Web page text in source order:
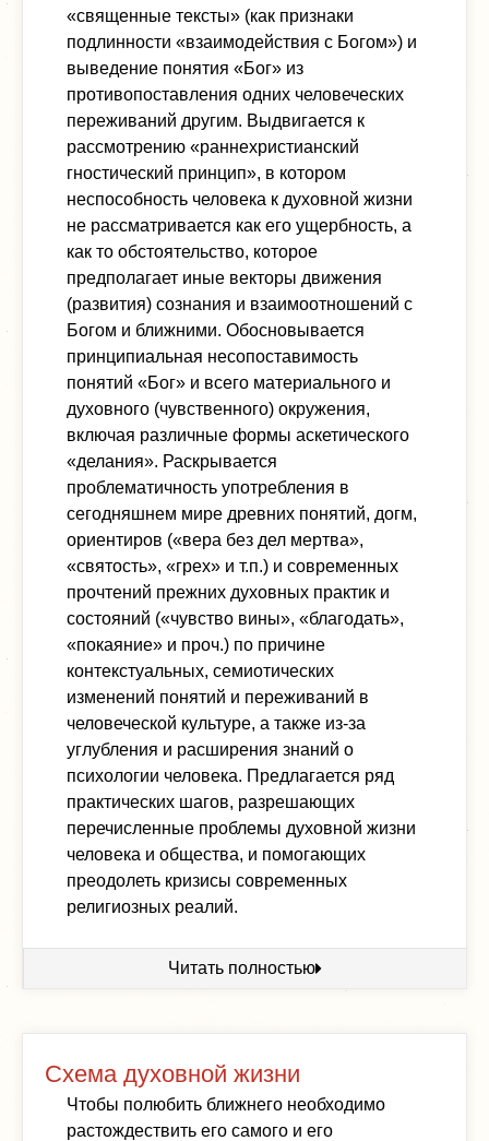
«священные тексты» (как признаки
подлинности «взаимодействия с Богом») и
выведение понятия «Бог» из
противопоставления одних человеческих
переживаний другим. Выдвигается к
рассмотрению «раннехристианский
гностический принцип», в котором
неспособность человека к духовной жизни
не рассматривается как его ущербность, а
как то обстоятельство, которое
предполагает иные векторы движения
(развития) сознания и взаимоотношений с
Богом и ближними. Обосновывается
принципиальная несопоставимость
понятий «Бог» и всего материального и
духовного (чувственного) окружения,
включая различные формы аскетического
«делания». Раскрывается
проблематичность употребления в
сегодняшнем мире древних понятий, догм,
ориентиров («вера без дел мертва»,
«святость», «грех» и т.п.) и современных
прочтений прежних духовных практик и
состояний («чувство вины», «благодать»,
«покаяние» и проч.) по причине
контекстуальных, семиотических
изменений понятий и переживаний в
человеческой культуре, а также из-за
углубления и расширения знаний о
психологии человека. Предлагается ряд
практических шагов, разрешающих
перечисленные проблемы духовной жизни
человека и общества, и помогающих
преодолеть кризисы современных
религиозных реалий.
Читать полностью
Cхема духовной жизни
Чтобы полюбить ближнего необходимо
растождествить его самого и его